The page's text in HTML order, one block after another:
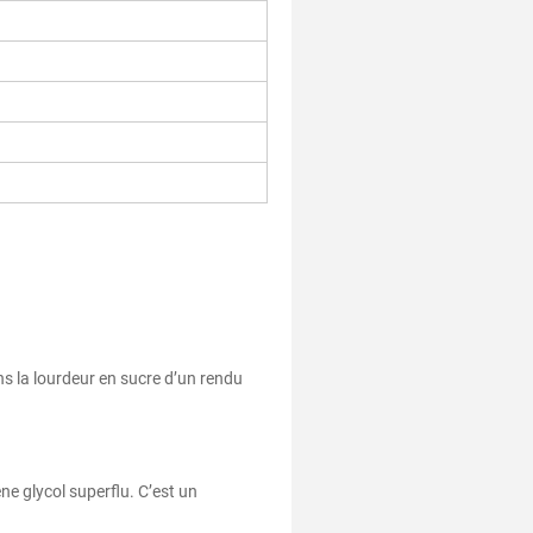
la lourdeur en sucre d’un rendu
glycol superflu. C’est un